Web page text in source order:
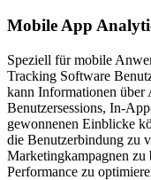
Mobile App
Speziell für mobile
Tracking Software
kann Informationen
Benutzersessions, In-
gewonnenen Einblicke
die Benutzerbindung zu
Marketingkampagnen
Performance zu